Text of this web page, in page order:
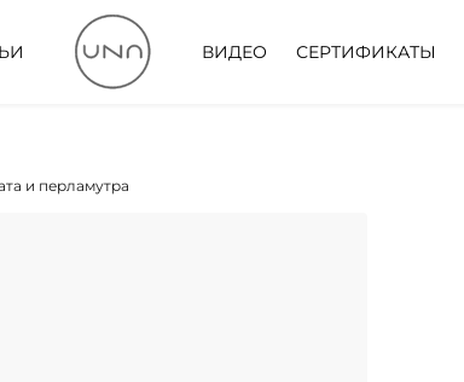
ВИДЕО СЕРТИФИКАТЫ
и перламутра